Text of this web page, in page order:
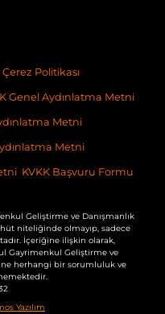
Çerez Politikası
Genel Aydınlatma Metni
Metni
Metni
KVKK Başvuru Formu
Geliştirme ve Danışmanlık
niteliğinde olmayıp, sadece
İçeriğine ilişkin olarak,
Gayrimenkul Geliştirme ve
herhangi bir sorumluluk ve
Yazılım